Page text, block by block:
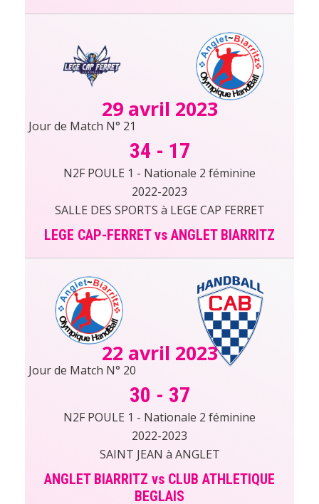
29 avril 2023
Jour de Match N° 21
34 - 17
N2F POULE 1 - Nationale 2 féminine
2022-2023
SALLE DES SPORTS à LEGE CAP FERRET
LEGE CAP-FERRET vs ANGLET BIARRITZ
22 avril 2023
Jour de Match N° 20
30 - 37
N2F POULE 1 - Nationale 2 féminine
2022-2023
SAINT JEAN à ANGLET
ANGLET BIARRITZ vs CLUB ATHLETIQUE
BEGLAIS